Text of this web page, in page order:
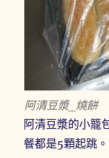
阿清豆漿_燒餅
阿清豆漿的小籠
餐都是5顆起跳。